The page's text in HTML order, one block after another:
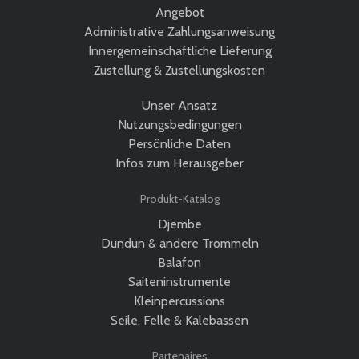
Angebot
Administrative Zahlungsanweisung
Innergemeinschaftliche Lieferung
Zustellung & Zustellungskosten
Unser Ansatz
Nutzungsbedingungen
Persönliche Daten
Infos zum Herausgeber
Produkt-Katalog
Djembe
Dundun & andere Trommeln
Balafon
Saiteninstrumente
Kleinpercussions
Seile, Felle & Kalebassen
Partenaires